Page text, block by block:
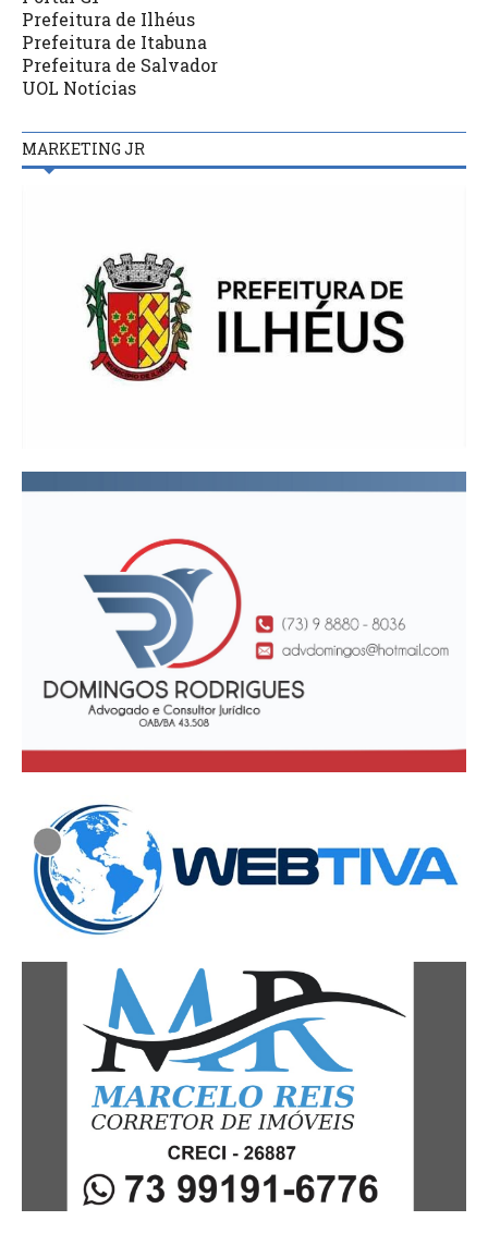
Prefeitura de Ilhéus
Prefeitura de Itabuna
Prefeitura de Salvador
UOL Notícias
MARKETING JR